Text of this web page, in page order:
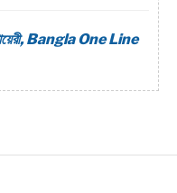
শায়েরী, Bangla One Line